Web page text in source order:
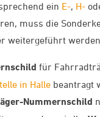
ein E-, H-
muss die
weitergeführt werden.
für
in Halle beantragt
Nummernschild